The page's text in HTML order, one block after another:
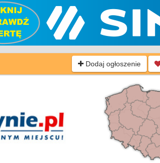
Dodaj ogłoszenie